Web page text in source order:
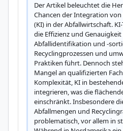
Der Artikel beleuchtet die
Chancen der Integration
(KI) in der Abfallwirtschaft.
die Effizienz und
Abfallidentifikation und -
Recyclingprozessen und
Praktiken führt. Dennoch
Mangel an qualifizierten
Komplexität, KI in
integrieren, was die
einschränkt. Insbesondere
Abfallmengen und
problematisch, vor allem in